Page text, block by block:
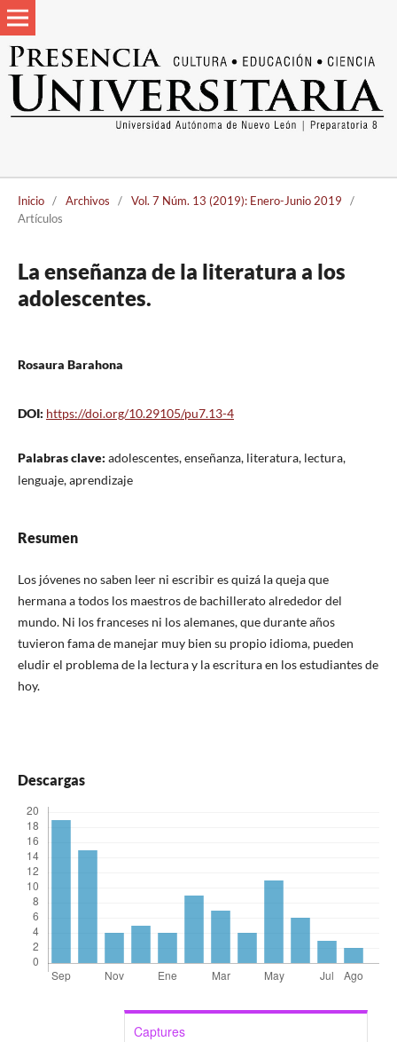
Inicio / Archivos / Vol. 7 Núm. 13 (2019): Enero-Junio 2019
/
Artículos
La enseñanza de la literatura a los
adolescentes.
Rosaura Barahona
DOI: https://doi.org/10.29105/pu7.13-4
Palabras clave: adolescentes, enseñanza, literatura, lectura,
lenguaje, aprendizaje
Resumen
Los jóvenes no saben leer ni escribir es quizá la queja que
hermana a todos los maestros de bachillerato alrededor del
mundo. Ni los franceses ni los alemanes, que durante años
tuvieron fama de manejar muy bien su propio idioma, pueden
eludir el problema de la lectura y la escritura en los estudiantes de
hoy.
Descargas
Captures